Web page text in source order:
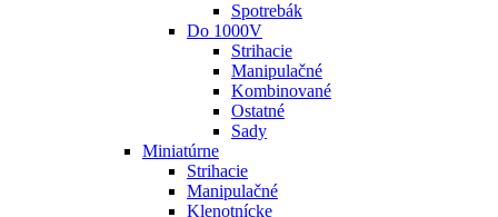
Spotrebák
Do 1000V
Strihacie
Manipulačné
Kombinované
Ostatné
Sady
Miniatúrne
Strihacie
Manipulačné
Klenotnícke